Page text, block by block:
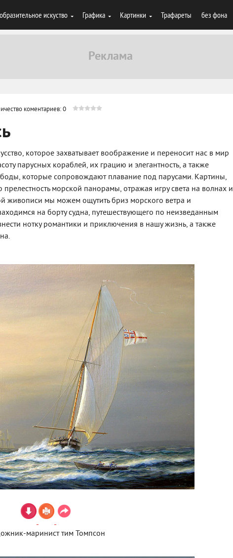
искуство Графика Картинки Трафареты без фона
коментариев: 0
которое захватывает воображение и переносит нас в мир
парусных кораблей, их грацию и элегантность, а также
которые сопровождают плавание под парусами. Картины,
морской панорамы, отражая игру света на волнах и
живописи мы можем ощутить бриз морского ветра и
на борту судна, путешествующего по неизведанным
нотку романтики и приключения в нашу жизнь, а также
маринист тим Томпсон